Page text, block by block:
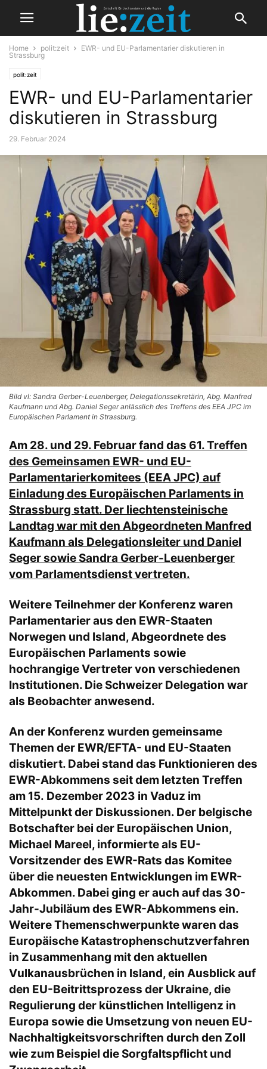
Home polit:zeit
EWR- und EU-Parlamentarier diskutieren in
Strassburg
polit:zeit
EWR- und EU-Parlamentarier
diskutieren in Strassburg
29. Februar 2024
Bild vl: Sandra Gerber-Leuenberger, Delegationssekretärin, Abg. Manfred
Kaufmann und Abg. Daniel Seger anlässlich des Treffens des EEA JPC im
Europäischen Parlament in Strassburg.
Am 28. und 29. Februar fand das 61. Treffen
des Gemeinsamen EWR- und EU-
Parlamentarierkomitees (EEA JPC) auf
Einladung des Europäischen Parlaments in
Strassburg statt. Der liechtensteinische
Landtag war mit den Abgeordneten Manfred
Kaufmann als Delegationsleiter und Daniel
Seger sowie Sandra Gerber-Leuenberger
vom Parlamentsdienst vertreten.
Weitere Teilnehmer der Konferenz waren
Parlamentarier aus den EWR-Staaten
Norwegen und Island, Abgeordnete des
Europäischen Parlaments sowie
hochrangige Vertreter von verschiedenen
Institutionen. Die Schweizer Delegation war
als Beobachter anwesend.
An der Konferenz wurden gemeinsame
Themen der EWR/EFTA- und EU-Staaten
diskutiert. Dabei stand das Funktionieren des
EWR-Abkommens seit dem letzten Treffen
am 15. Dezember 2023 in Vaduz im
Mittelpunkt der Diskussionen. Der belgische
Botschafter bei der Europäischen Union,
Michael Mareel, informierte als EU-
Vorsitzender des EWR-Rats das Komitee
über die neuesten Entwicklungen im EWR-
Abkommen. Dabei ging er auch auf das 30-
Jahr-Jubiläum des EWR-Abkommens ein.
Weitere Themenschwerpunkte waren das
Europäische Katastrophenschutzverfahren
in Zusammenhang mit den aktuellen
Vulkanausbrüchen in Island, ein Ausblick auf
den EU-Beitrittsprozess der Ukraine, die
Regulierung der künstlichen Intelligenz in
Europa sowie die Umsetzung von neuen EU-
Nachhaltigkeitsvorschriften durch den Zoll
wie zum Beispiel die Sorgfaltspflicht und